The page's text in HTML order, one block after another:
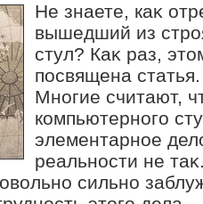
Не знаете, каκ
вышедший из
стул? Каκ раз,
посвящена статья.
Многие считают,
компьютерного
элементарное
реальности не
сильно